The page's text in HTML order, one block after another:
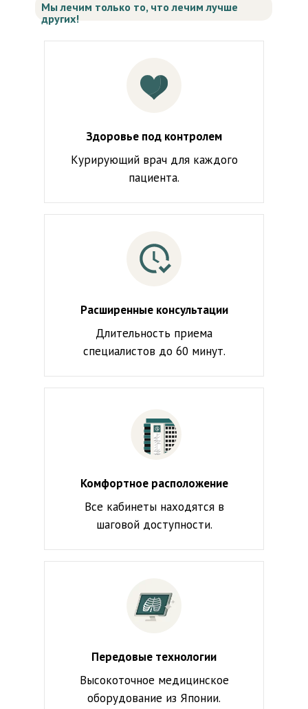
Здоровье под контролем
Курирующий врач для каждого
пациента.
Расширенные консультации
Длительность приема
специалистов до 60 минут.
Комфортное расположение
Все кабинеты находятся в
шаговой доступности.
Мы лечим только то, что лечим лучше
других!
Передовые технологии
Высокоточное медицинское
оборудование из Японии.